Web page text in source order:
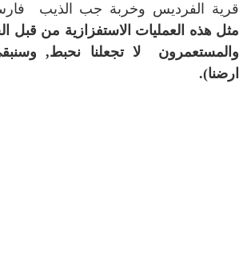
قرية الفرديس وخربة جب الذيب
مثل هذه العمليات الاستفزازية من قبل
والمستعمرون لا تجعلنا نحبط,
ارضنا).